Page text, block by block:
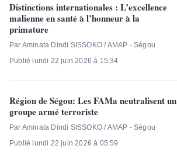
Distinctions internationales : L’excellence
malienne en santé à l’honneur à la
primature
Par Aminata Dindi SISSOKO / AMAP - Ségou
Publié lundi 22 juin 2026 à 15:34
Région de Ségou: Les FAMa neutralisent un
groupe armé terroriste
Par Aminata Dindi SISSOKO / AMAP - Ségou
Publié lundi 22 juin 2026 à 05:59